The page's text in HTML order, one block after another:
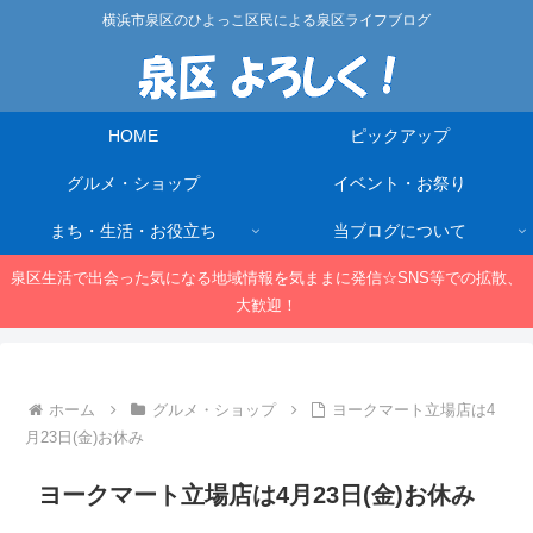
横浜市泉区のひよっこ区民による泉区ライフブログ
HOME ピックアップ
グルメ・ショップ イベント・お祭り
まち・生活・お役立ち 当ブログについて
泉区生活で出会った気になる地域情報を気ままに発信☆SNS等での拡散、
大歓迎！
ホーム グルメ・ショップ
ヨークマート立場店は4
月23日(金)お休み
ヨークマート立場店は4月23日(金)お休み